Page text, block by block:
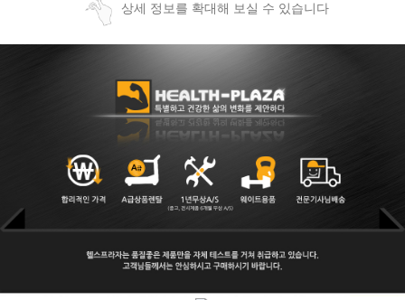
상세 정보를 확대해 보실 수 있습니다